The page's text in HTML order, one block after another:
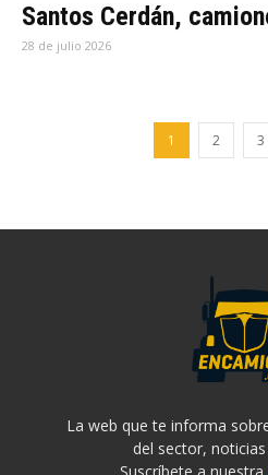
Santos Cerdán,
28 de julio 2026
1 2 3
La web que te informa
del sector,
Suscríbete a nuestra